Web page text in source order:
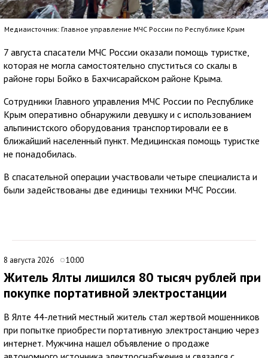
Медиаисточник: Главное управление МЧС России по Республике Крым
7 августа спасатели МЧС России оказали помощь туристке,
которая не могла самостоятельно спуститься со скалы в
районе горы Бойко в Бахчисарайском районе Крыма.
Сотрудники Главного управления МЧС России по Республике
Крым оперативно обнаружили девушку и с использованием
альпинистского оборудования транспортировали ее в
ближайший населенный пункт. Медицинская помощь туристке
не понадобилась.
В спасательной операции участвовали четыре специалиста и
были задействованы две единицы техники МЧС России.
8 августа 2026 10:00
Житель Ялты лишился 80 тысяч рублей при
покупке портативной электростанции
В Ялте 44-летний местный житель стал жертвой мошенников
при попытке приобрести портативную электростанцию через
интернет. Мужчина нашел объявление о продаже